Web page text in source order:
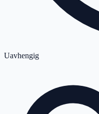
Uavhengig